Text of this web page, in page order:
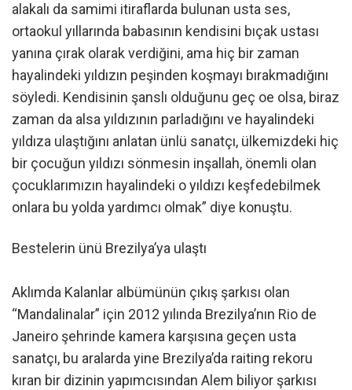
alakalı da samimi itiraflarda bulunan usta ses,
ortaokul yıllarında babasının kendisini bıçak ustası
yanına çırak olarak verdiğini, ama hiç bir zaman
hayalindeki yıldızın peşinden koşmayı bırakmadığını
söyledi. Kendisinin şanslı olduğunu geç oe olsa, biraz
zaman da alsa yıldızının parladığını ve hayalindeki
yıldıza ulaştığını anlatan ünlü sanatçı, ülkemizdeki hiç
bir çocuğun yıldızı sönmesin inşallah, önemli olan
çocuklarımızın hayalindeki o yıldızı keşfedebilmek
onlara bu yolda yardımcı olmak” diye konuştu.
Bestelerin ünü Brezilya’ya ulaştı
Aklımda Kalanlar albümünün çıkış şarkısı olan
“Mandalinalar” için 2012 yılında Brezilya’nın Rio de
Janeiro şehrinde kamera karşısına geçen usta
sanatçı, bu aralarda yine Brezilya’da raiting rekoru
kıran bir dizinin yapımcısından Alem biliyor şarkısı